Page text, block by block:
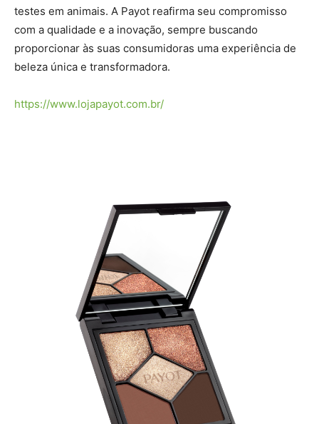
testes em animais. A Payot reafirma seu compromisso
com a qualidade e a inovação, sempre buscando
proporcionar às suas consumidoras uma experiência de
beleza única e transformadora.
https://www.lojapayot.com.br/